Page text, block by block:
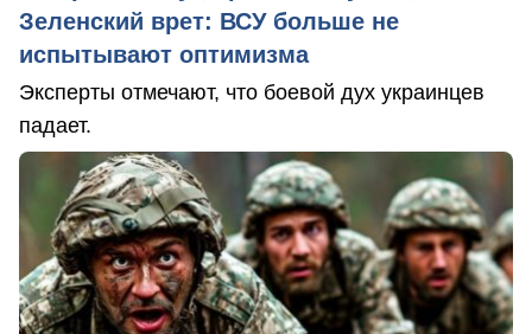
Зеленский врет: ВСУ больше не
испытывают оптимизма
Эксперты отмечают, что боевой дух украинцев
падает.